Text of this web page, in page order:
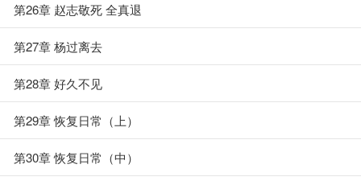
第26章 赵志敬死 全真退
第27章 杨过离去
第28章 好久不见
第29章 恢复日常（上）
第30章 恢复日常（中）